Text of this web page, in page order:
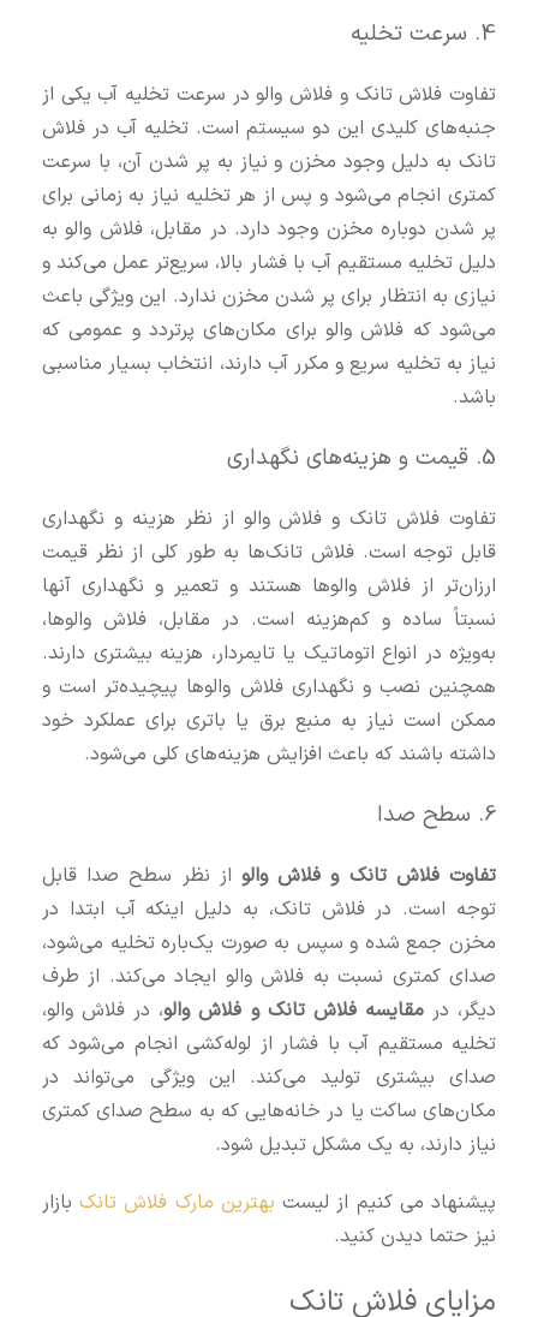
4. سرعت تخلیه
تفاوت فلاش تانک و فلاش والو در سرعت تخلیه آب یکی از
جنبه‌های کلیدی این دو سیستم است. تخلیه آب در فلاش
تانک به دلیل وجود مخزن و نیاز به پر شدن آن، با سرعت
کمتری انجام می‌شود و پس از هر تخلیه نیاز به زمانی برای
پر شدن دوباره مخزن وجود دارد. در مقابل، فلاش والو به
دلیل تخلیه مستقیم آب با فشار بالا، سریع‌تر عمل می‌کند و
نیازی به انتظار برای پر شدن مخزن ندارد. این ویژگی باعث
می‌شود که فلاش والو برای مکان‌های پرتردد و عمومی که
نیاز به تخلیه سریع و مکرر آب دارند، انتخاب بسیار مناسبی
باشد.
5. قیمت و هزینه‌های نگهداری
تفاوت فلاش تانک و فلاش والو از نظر هزینه و نگهداری
قابل توجه است. فلاش تانک‌ها به طور کلی از نظر قیمت
ارزان‌تر از فلاش والوها هستند و تعمیر و نگهداری آنها
نسبتاً ساده و کم‌هزینه است. در مقابل، فلاش والوها،
به‌ویژه در انواع اتوماتیک یا تایمردار، هزینه بیشتری دارند.
همچنین نصب و نگهداری فلاش والوها پیچیده‌تر است و
ممکن است نیاز به منبع برق یا باتری برای عملکرد خود
داشته باشند که باعث افزایش هزینه‌های کلی می‌شود.
6. سطح صدا
تفاوت فلاش تانک و فلاش والو از نظر سطح صدا قابل
توجه است. در فلاش تانک، به دلیل اینکه آب ابتدا در
مخزن جمع شده و سپس به صورت یک‌باره تخلیه می‌شود،
صدای کمتری نسبت به فلاش والو ایجاد می‌کند. از طرف
دیگر، درمقایسه فلاش تانک و فلاش والو، در فلاش والو،
تخلیه مستقیم آب با فشار از لوله‌کشی انجام می‌شود که
صدای بیشتری تولید می‌کند. این ویژگی می‌تواند در
مکان‌های ساکت یا در خانه‌هایی که به سطح صدای کمتری
نیاز دارند، به یک مشکل تبدیل شود.
پیشنهاد می کنیم از لیست بهترین مارک فلاش تانکبازار
نیز حتما دیدن کنید.
مزایای فلاش تانک